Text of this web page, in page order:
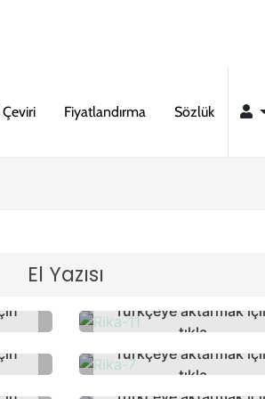
Fiyatlandırma Sözlük
El Yazısı
Türkçeye aktarmak
tıkla
Türkçeye aktarmak
tıkla